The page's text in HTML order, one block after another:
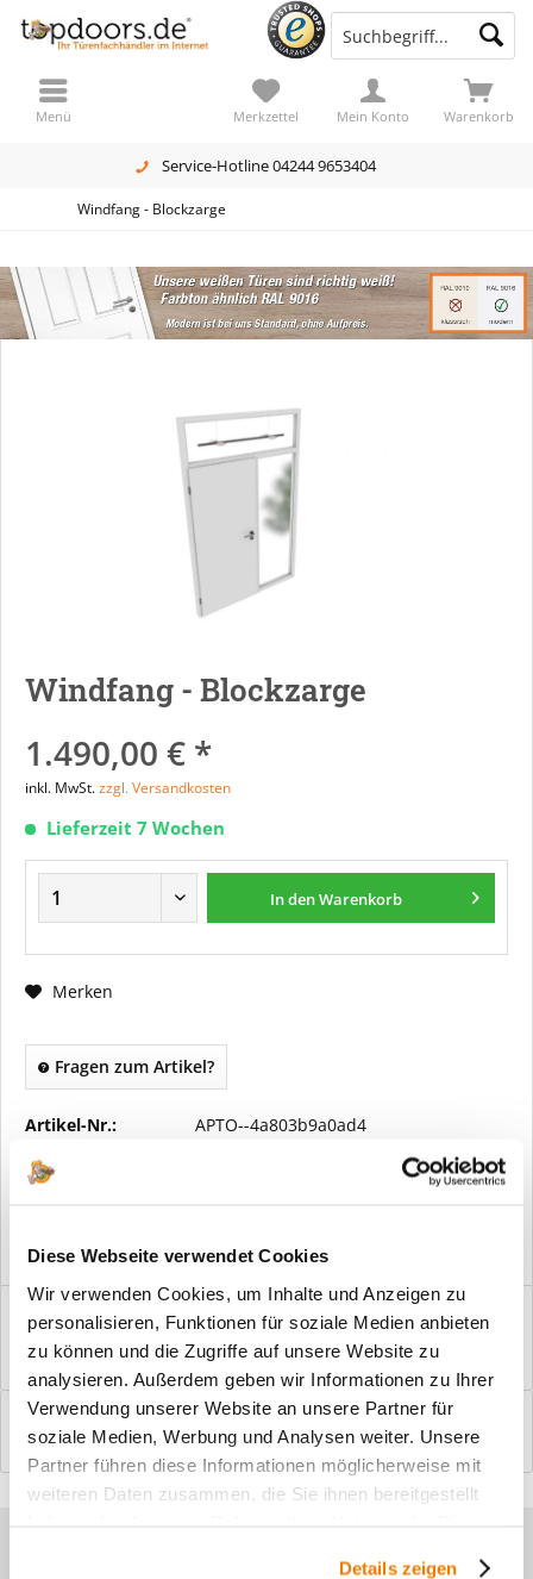
Diese Webseite verwendet Cookies
Wir verwenden Cookies, um Inhalte und Anzeigen zu
personalisieren, Funktionen für soziale Medien anbieten
zu können und die Zugriffe auf unsere Website zu
analysieren. Außerdem geben wir Informationen zu Ihrer
Verwendung unserer Website an unsere Partner für
soziale Medien, Werbung und Analysen weiter. Unsere
Partner führen diese Informationen möglicherweise mit
weiteren Daten zusammen, die Sie ihnen bereitgestellt
Details zeigen
Service-Hotline 04244 9653404
Warenkorb
Merkzettel Mein Konto
Menü
Windfang - Blockzarge
Windfang - Blockzarge
1.490,00 € *
inkl. MwSt.zzgl. Versandkosten
Lieferzeit 7 Wochen
In denWarenkorb
Merken
Fragen zum Artikel?
Artikel-Nr.: APTO--4a803b9a0ad4
Vorteile
Windfangelemente online am Bildschirm konfigurieren und
einbaufertig bestellen. In wenigen...
Bewertungen
0
Bewertungen lesen, schreiben und diskutieren...mehr
Sie haben Fragen zu unseren